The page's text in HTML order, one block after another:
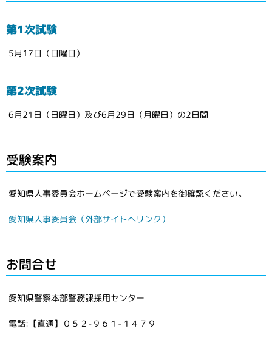
第1次試験
5月17日（日曜日）
第2次試験
6月21日（日曜日）及び6月29日（月曜日）の2日間
受験案内
愛知県人事委員会ホームページで受験案内を御確認ください。
愛知県人事委員会（外部サイトへリンク）
お問合せ
愛知県警察本部警務課採用センター
電話:【直通】０５２-９６１-１４７９